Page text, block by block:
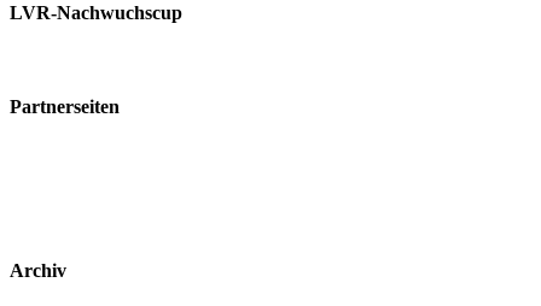
LVR-Nachwuchscup
Partnerseiten
Archiv